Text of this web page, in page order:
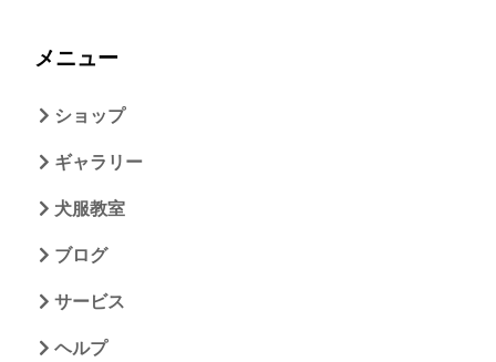
メニュー
ショップ
ギャラリー
犬服教室
ブログ
サービス
ヘルプ